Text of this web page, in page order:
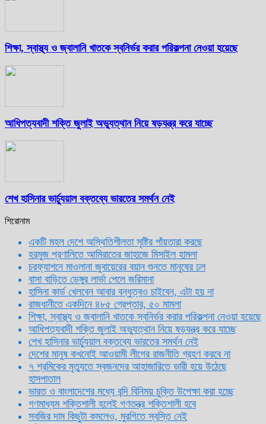
শিক্ষা, স্বাস্থ্য ও জ্বালানি খাতকে স্বনির্ভর করার পরিকল্পনা নেওয়া হয়েছে
আধিপত্যবাদী শক্তি জুলাই অভ্যুত্থান নিয়ে ষড়যন্ত্র করে যাচ্ছে
শেখ হাসিনার ভার্চ্যুয়াল বক্তব্যে ভারতের সমর্থন নেই
শিরোনাম
একটি মহল দেশে অস্থিতিশীলতা সৃষ্টির পাঁয়তারা করছে
হরমুজ প্রণালিতে আমিরাতের জাহাজে মিসাইল হামলা
চরফ্যাশনে মাওলানা জুবায়েরের বয়ান শুনতে মানুষের ঢল
বাসা বাড়িতে ডেঙ্গুর লার্ভা পেলে জরিমানা
হাসিনা কার্ড খেলবেন আবার বন্ধুত্বও চাইবেন, এটা হয় না
রাজধানীতে একদিনে ৪৮৫ গ্রেপ্তার, ৫০ মামলা
শিক্ষা, স্বাস্থ্য ও জ্বালানি খাতকে স্বনির্ভর করার পরিকল্পনা নেওয়া হয়েছে
আধিপত্যবাদী শক্তি জুলাই অভ্যুত্থান নিয়ে ষড়যন্ত্র করে যাচ্ছে
শেখ হাসিনার ভার্চ্যুয়াল বক্তব্যে ভারতের সমর্থন নেই
দেশের মানুষ কখনোই আওয়ামী লীগের রাজনীতি গ্রহণ করবে না
৭ শ্রমিকের মৃত্যুতে স্বজনদের আহাজারিতে ভারী হয়ে উঠেছে
হাসপাতাল
ভারত ও বাংলাদেশের মধ্যে বন্দি বিনিময় চুক্তি উপেক্ষা করা হচ্ছে
গণমাধ্যম শক্তিশালী হলেই গণতন্ত্র শক্তিশালী হবে
সবজির দাম কিছুটা কমলেও, মুরগিতে স্বস্তি নেই